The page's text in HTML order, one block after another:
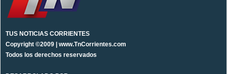
TUS NOTICIAS CORRIENTES
Copyright ©2009 | www.TnCorrientes.com
Todos los derechos reservados